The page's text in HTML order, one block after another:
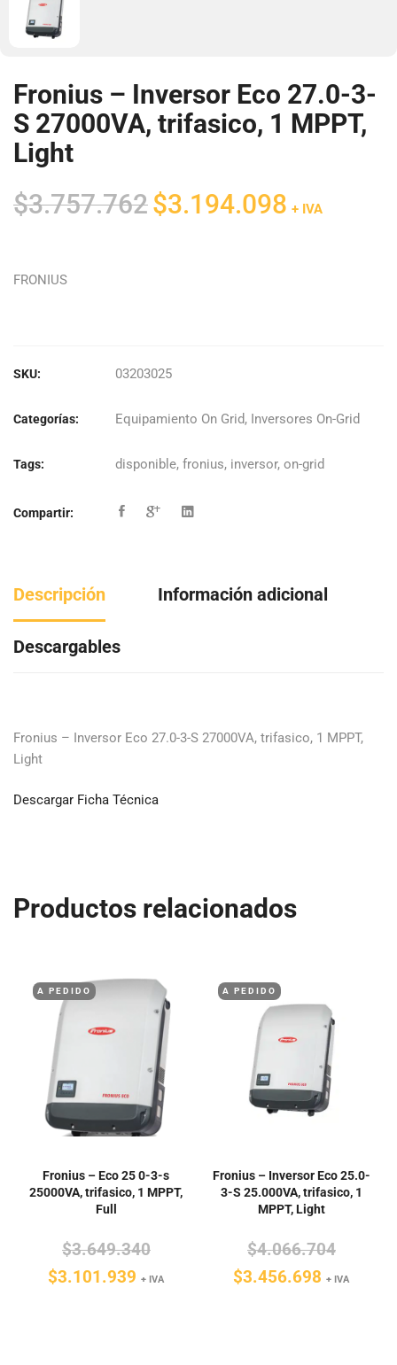
Fronius – Inversor Eco 27.0-3-
S 27000VA, trifasico, 1 MPPT,
Light
$3.757.762 El
precio
$3.194.098 + IVA
FRONIUS
SKU: 03203025
Categorías: Equipamiento On Grid, Inversores On-Grid
Tags: disponible, fronius, inversor, on-grid
Compartir:
Descripción Información adicional
Descargables
Fronius – Inversor Eco 27.0-3-S 27000VA, trifasico, 1 MPPT,
Light
Descargar Ficha Técnica
Productos relacionados
A PEDIDO
Fronius – Eco 25 0-3-s
25000VA, trifasico, 1 MPPT,
Full
$3.649.340El
precio
$3.101.939 El
+ IVA
A PEDIDO
Fronius – Inversor Eco 25.0-
3-S 25.000VA, trifasico, 1
MPPT, Light
$4.066.704El
precio
$3.456.698 El
+ IVA